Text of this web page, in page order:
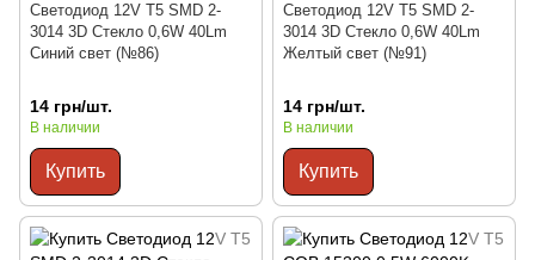
Светодиод 12V Т5 SMD 2-
3014 3D Стекло 0,6W 40Lm
Синий свет (№86)
14 грн/шт.
В наличии
Купить
Светодиод 12V Т5 SMD 2-
3014 3D Стекло 0,6W 40Lm
Желтый свет (№91)
14 грн/шт.
В наличии
Купить